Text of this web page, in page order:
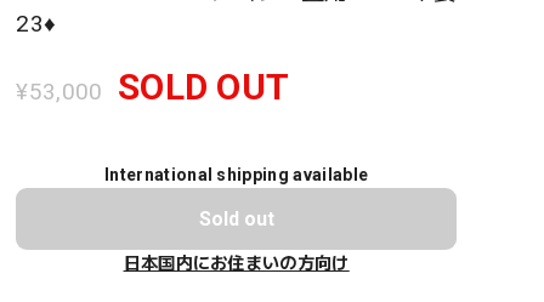
23♦️
¥53,000 SOLD OUT
International shipping available
Sold out
日本国内にお住まいの方向け